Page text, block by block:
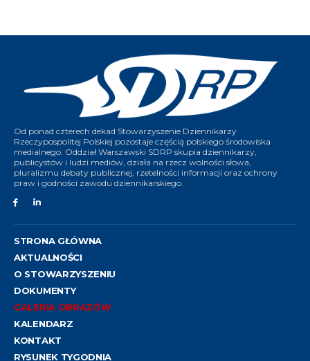
Od ponad czterech dekad Stowarzyszenie Dziennikarzy
Rzeczypospolitej Polskiej pozostaje częścią polskiego środowiska
medialnego. Oddział Warszawski SDRP skupia dziennikarzy,
publicystów i ludzi mediów, działa na rzecz wolności słowa,
pluralizmu debaty publicznej, rzetelności informacji oraz ochrony
praw i godności zawodu dziennikarskiego.
STRONA GŁÓWNA
AKTUALNOŚCI
O STOWARZYSZENIU
DOKUMENTY
GALERIA OBRAZÓW
KALENDARZ
KONTAKT
RYSUNEK TYGODNIA